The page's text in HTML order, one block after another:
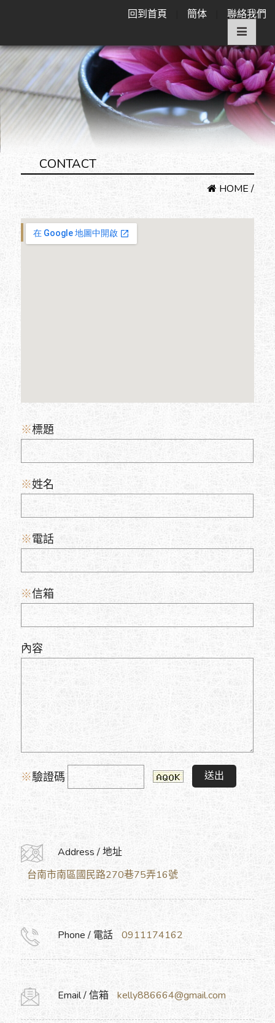
回到首頁 簡体 聯絡我們
CONTACT
HOME/
※標題
※姓名
※電話
※信箱
內容
※驗證碼 送出
Address / 地址
台南市南區國民路270巷75弄16號
Phone / 電話 0911174162
Email / 信箱 kelly886664@gmail.com